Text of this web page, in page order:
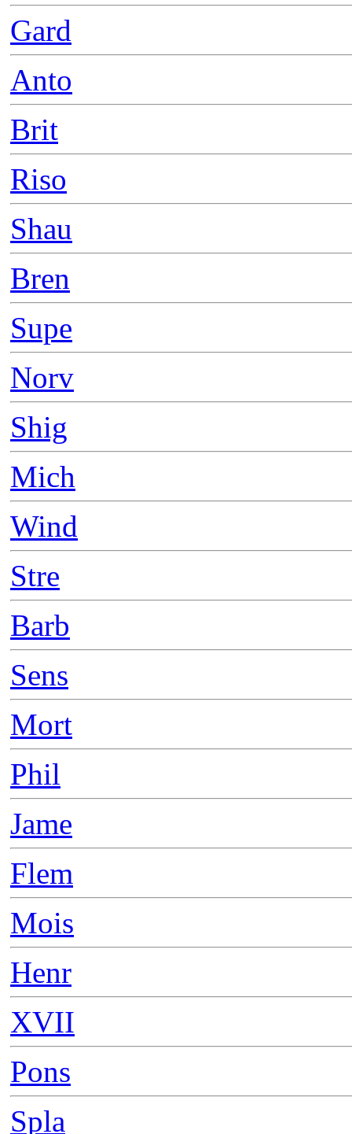
Gard
Anto
Brit
Riso
Shau
Bren
Supe
Norv
Shig
Mich
Wind
Stre
Barb
Sens
Mort
Phil
Jame
Flem
Mois
Henr
XVII
Pons
Spla